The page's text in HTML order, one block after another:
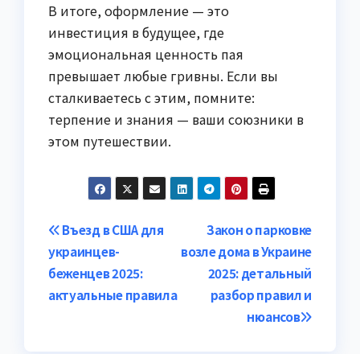
В итоге, оформление — это
инвестиция в будущее, где
эмоциональная ценность пая
превышает любые гривны. Если вы
сталкиваетесь с этим, помните:
терпение и знания — ваши союзники в
этом путешествии.
Навигация
по
записям
Закон о парковке
возле дома в Украине
2025: детальный
разбор правил и
нюансов
Въезд в США для
украинцев-
беженцев 2025:
актуальные правила